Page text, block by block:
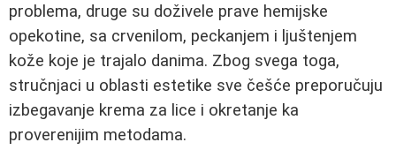
problema, druge su doživele prave hemijske
opekotine, sa crvenilom, peckanjem i ljuštenjem
kože koje je trajalo danima. Zbog svega toga,
stručnjaci u oblasti estetike sve češće preporučuju
izbegavanje krema za lice i okretanje ka
proverenijim metodama.